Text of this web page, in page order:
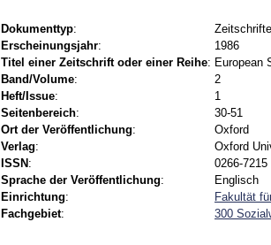
Dokumenttyp:
Erscheinungsjahr:
1986
Titel einer Zeitschrift oder einer Reihe: European
Band/Volume:
2
Heft/Issue:
1
Seitenbereich:
30-51
Ort der Veröffentlichung:
Oxford
Verlag:
Oxford
ISSN :
0266-
Sprache der Veröffentlichung:
Englisch
Einrichtung:
Fakultät
Fachgebiet: 300